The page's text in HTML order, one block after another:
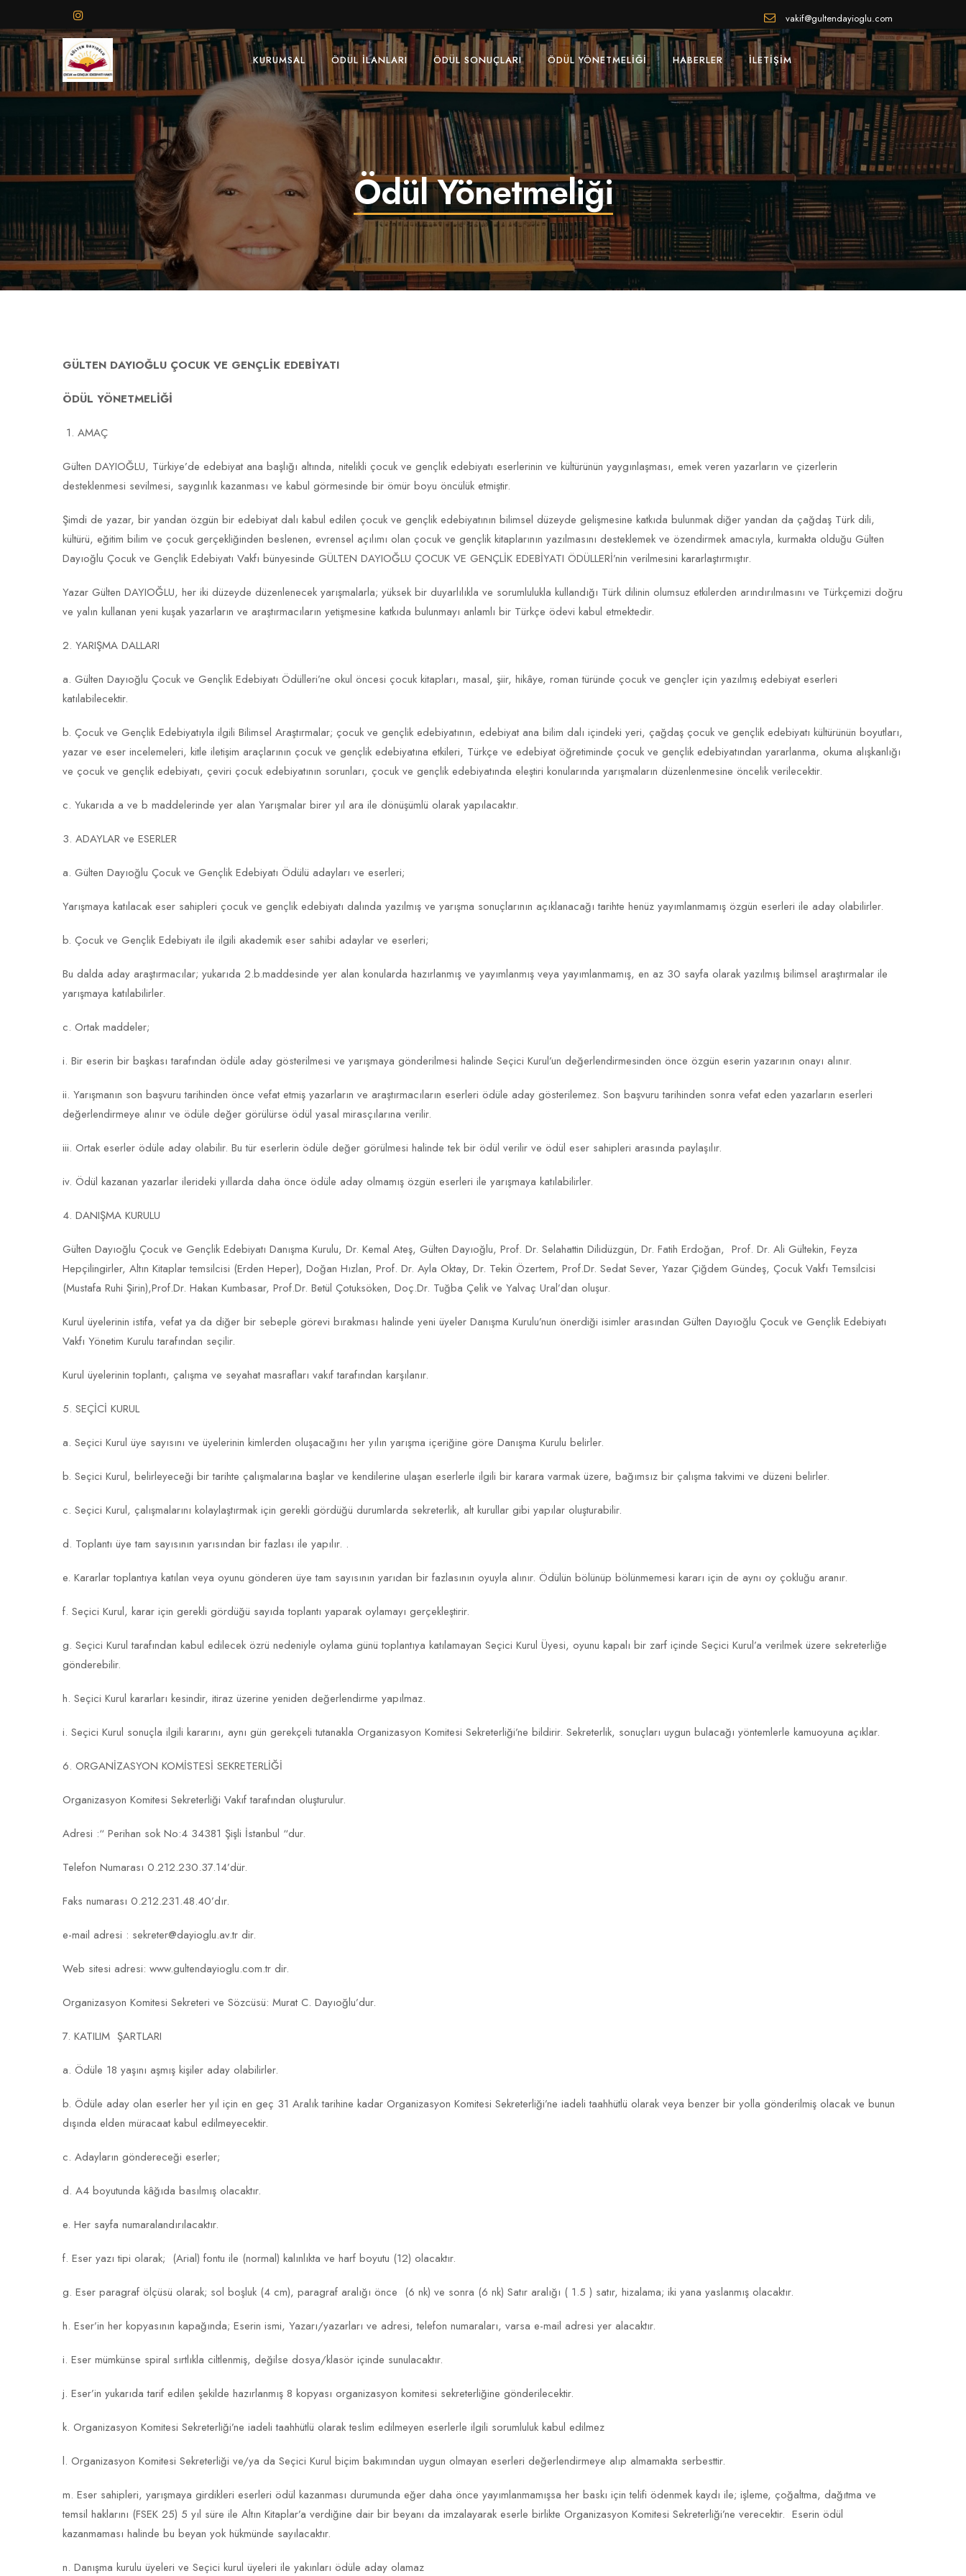
vakif@gultendayioglu.com
KURUMSAL ÖDÜL İLANLARI ÖDÜL SONUÇLARI ÖDÜL YÖNETMELIĞI HABERLER İLETIŞIM
Ödül Yönetmeliği
GÜLTEN DAYIOĞLU ÇOCUK VE GENÇLİK EDEBİYATI
ÖDÜL YÖNETMELİĞİ
1. AMAÇ
Gülten DAYIOĞLU, Türkiye’de edebiyat ana başlığı altında, nitelikli çocuk ve gençlik edebiyatı eserlerinin ve kültürünün yaygınlaşması, emek veren yazarların ve çizerlerin
desteklenmesi sevilmesi, saygınlık kazanması ve kabul görmesinde bir ömür boyu öncülük etmiştir.
Şimdi de yazar, bir yandan özgün bir edebiyat dalı kabul edilen çocuk ve gençlik edebiyatının bilimsel düzeyde gelişmesine katkıda bulunmak diğer yandan da çağdaş Türk dili,
kültürü, eğitim bilim ve çocuk gerçekliğinden beslenen, evrensel açılımı olan çocuk ve gençlik kitaplarının yazılmasını desteklemek ve özendirmek amacıyla, kurmakta olduğu Gülten
Dayıoğlu Çocuk ve Gençlik Edebiyatı Vakfı bünyesinde GÜLTEN DAYIOĞLU ÇOCUK VE GENÇLİK EDEBİYATI ÖDÜLLERİ’nin verilmesini kararlaştırmıştır.
Yazar Gülten DAYIOĞLU, her iki düzeyde düzenlenecek yarışmalarla; yüksek bir duyarlılıkla ve sorumlulukla kullandığı Türk dilinin olumsuz etkilerden arındırılmasını ve Türkçemizi doğru
ve yalın kullanan yeni kuşak yazarların ve araştırmacıların yetişmesine katkıda bulunmayı anlamlı bir Türkçe ödevi kabul etmektedir.
2. YARIŞMA DALLARI
a. Gülten Dayıoğlu Çocuk ve Gençlik Edebiyatı Ödülleri’ne okul öncesi çocuk kitapları, masal, şiir, hikâye, roman türünde çocuk ve gençler için yazılmış edebiyat eserleri
katılabilecektir.
b. Çocuk ve Gençlik Edebiyatıyla ilgili Bilimsel Araştırmalar; çocuk ve gençlik edebiyatının, edebiyat ana bilim dalı içindeki yeri, çağdaş çocuk ve gençlik edebiyatı kültürünün boyutları,
yazar ve eser incelemeleri, kitle iletişim araçlarının çocuk ve gençlik edebiyatına etkileri, Türkçe ve edebiyat öğretiminde çocuk ve gençlik edebiyatından yararlanma, okuma alışkanlığı
ve çocuk ve gençlik edebiyatı, çeviri çocuk edebiyatının sorunları, çocuk ve gençlik edebiyatında eleştiri konularında yarışmaların düzenlenmesine öncelik verilecektir.
c. Yukarıda a ve b maddelerinde yer alan Yarışmalar birer yıl ara ile dönüşümlü olarak yapılacaktır.
3. ADAYLAR ve ESERLER
a. Gülten Dayıoğlu Çocuk ve Gençlik Edebiyatı Ödülü adayları ve eserleri;
Yarışmaya katılacak eser sahipleri çocuk ve gençlik edebiyatı dalında yazılmış ve yarışma sonuçlarının açıklanacağı tarihte henüz yayımlanmamış özgün eserleri ile aday olabilirler.
b. Çocuk ve Gençlik Edebiyatı ile ilgili akademik eser sahibi adaylar ve eserleri;
Bu dalda aday araştırmacılar; yukarıda 2.b.maddesinde yer alan konularda hazırlanmış ve yayımlanmış veya yayımlanmamış, en az 30 sayfa olarak yazılmış bilimsel araştırmalar ile
yarışmaya katılabilirler.
c. Ortak maddeler;
i. Bir eserin bir başkası tarafından ödüle aday gösterilmesi ve yarışmaya gönderilmesi halinde Seçici Kurul’un değerlendirmesinden önce özgün eserin yazarının onayı alınır.
ii. Yarışmanın son başvuru tarihinden önce vefat etmiş yazarların ve araştırmacıların eserleri ödüle aday gösterilemez. Son başvuru tarihinden sonra vefat eden yazarların eserleri
değerlendirmeye alınır ve ödüle değer görülürse ödül yasal mirasçılarına verilir.
iii. Ortak eserler ödüle aday olabilir. Bu tür eserlerin ödüle değer görülmesi halinde tek bir ödül verilir ve ödül eser sahipleri arasında paylaşılır.
iv. Ödül kazanan yazarlar ilerideki yıllarda daha önce ödüle aday olmamış özgün eserleri ile yarışmaya katılabilirler.
4. DANIŞMA KURULU
Gülten Dayıoğlu Çocuk ve Gençlik Edebiyatı Danışma Kurulu, Dr. Kemal Ateş, Gülten Dayıoğlu, Prof. Dr. Selahattin Dilidüzgün, Dr. Fatih Erdoğan, Prof. Dr. Ali Gültekin, Feyza
Hepçilingirler, Altın Kitaplar temsilcisi (Erden Heper), Doğan Hızlan, Prof. Dr. Ayla Oktay, Dr. Tekin Özertem, Prof.Dr. Sedat Sever, Yazar Çiğdem Gündeş, Çocuk Vakfı Temsilcisi
(Mustafa Ruhi Şirin),Prof.Dr. Hakan Kumbasar, Prof.Dr. Betül Çotuksöken, Doç.Dr. Tuğba Çelik ve Yalvaç Ural’dan oluşur.
Kurul üyelerinin istifa, vefat ya da diğer bir sebeple görevi bırakması halinde yeni üyeler Danışma Kurulu’nun önerdiği isimler arasından Gülten Dayıoğlu Çocuk ve Gençlik Edebiyatı
Vakfı Yönetim Kurulu tarafından seçilir.
Kurul üyelerinin toplantı, çalışma ve seyahat masrafları vakıf tarafından karşılanır.
5. SEÇİCİ KURUL
a. Seçici Kurul üye sayısını ve üyelerinin kimlerden oluşacağını her yılın yarışma içeriğine göre Danışma Kurulu belirler.
b. Seçici Kurul, belirleyeceği bir tarihte çalışmalarına başlar ve kendilerine ulaşan eserlerle ilgili bir karara varmak üzere, bağımsız bir çalışma takvimi ve düzeni belirler.
c. Seçici Kurul, çalışmalarını kolaylaştırmak için gerekli gördüğü durumlarda sekreterlik, alt kurullar gibi yapılar oluşturabilir.
d. Toplantı üye tam sayısının yarısından bir fazlası ile yapılır. .
e. Kararlar toplantıya katılan veya oyunu gönderen üye tam sayısının yarıdan bir fazlasının oyuyla alınır. Ödülün bölünüp bölünmemesi kararı için de aynı oy çokluğu aranır.
f. Seçici Kurul, karar için gerekli gördüğü sayıda toplantı yaparak oylamayı gerçekleştirir.
g. Seçici Kurul tarafından kabul edilecek özrü nedeniyle oylama günü toplantıya katılamayan Seçici Kurul Üyesi, oyunu kapalı bir zarf içinde Seçici Kurul’a verilmek üzere sekreterliğe
gönderebilir.
h. Seçici Kurul kararları kesindir, itiraz üzerine yeniden değerlendirme yapılmaz.
i. Seçici Kurul sonuçla ilgili kararını, aynı gün gerekçeli tutanakla Organizasyon Komitesi Sekreterliği’ne bildirir. Sekreterlik, sonuçları uygun bulacağı yöntemlerle kamuoyuna açıklar.
6. ORGANİZASYON KOMİSTESİ SEKRETERLİĞİ
Organizasyon Komitesi Sekreterliği Vakıf tarafından oluşturulur.
Adresi :“ Perihan sok No:4 34381 Şişli İstanbul “dur.
Telefon Numarası 0.212.230.37.14’dür.
Faks numarası 0.212.231.48.40’dır.
e-mail adresi : sekreter@dayioglu.av.tr dir.
Web sitesi adresi: www.gultendayioglu.com.tr dir.
Organizasyon Komitesi Sekreteri ve Sözcüsü: Murat C. Dayıoğlu’dur.
7. KATILIM ŞARTLARI
a. Ödüle 18 yaşını aşmış kişiler aday olabilirler.
b. Ödüle aday olan eserler her yıl için en geç 31 Aralık tarihine kadar Organizasyon Komitesi Sekreterliği’ne iadeli taahhütlü olarak veya benzer bir yolla gönderilmiş olacak ve bunun
dışında elden müracaat kabul edilmeyecektir.
c. Adayların göndereceği eserler;
d. A4 boyutunda kâğıda basılmış olacaktır.
e. Her sayfa numaralandırılacaktır.
f. Eser yazı tipi olarak; (Arial) fontu ile (normal) kalınlıkta ve harf boyutu (12) olacaktır.
g. Eser paragraf ölçüsü olarak; sol boşluk (4 cm), paragraf aralığı önce (6 nk) ve sonra (6 nk) Satır aralığı ( 1.5 ) satır, hizalama; iki yana yaslanmış olacaktır.
h. Eser’in her kopyasının kapağında; Eserin ismi, Yazarı/yazarları ve adresi, telefon numaraları, varsa e-mail adresi yer alacaktır.
i. Eser mümkünse spiral sırtlıkla ciltlenmiş, değilse dosya/klasör içinde sunulacaktır.
j. Eser’in yukarıda tarif edilen şekilde hazırlanmış 8 kopyası organizasyon komitesi sekreterliğine gönderilecektir.
k. Organizasyon Komitesi Sekreterliği’ne iadeli taahhütlü olarak teslim edilmeyen eserlerle ilgili sorumluluk kabul edilmez
l. Organizasyon Komitesi Sekreterliği ve/ya da Seçici Kurul biçim bakımından uygun olmayan eserleri değerlendirmeye alıp almamakta serbesttir.
m. Eser sahipleri, yarışmaya girdikleri eserleri ödül kazanması durumunda eğer daha önce yayımlanmamışsa her baskı için telifi ödenmek kaydı ile; işleme, çoğaltma, dağıtma ve
temsil haklarını (FSEK 25) 5 yıl süre ile Altın Kitaplar’a verdiğine dair bir beyanı da imzalayarak eserle birlikte Organizasyon Komitesi Sekreterliği’ne verecektir. Eserin ödül
kazanmaması halinde bu beyan yok hükmünde sayılacaktır.
n. Danışma kurulu üyeleri ve Seçici kurul üyeleri ile yakınları ödüle aday olamaz